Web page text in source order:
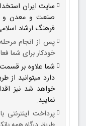
سایت ایران
صنعت و معدن و
فرهنگ ارشاد
پس از انجام
خودکار برای شما
شما علاوه بر
دارد میتوانید از
خواهد شد نیز
نمایید.
پرداخت اینترنتی